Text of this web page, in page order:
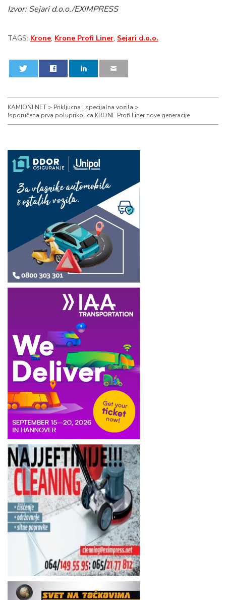
Izvor: Sejari d.o.o./EXIMPRESS
TAGS: Krone, Krone Profi Liner, Sejari d.o.o.
KAMIONI.NET > Prikljucna i specijalna vozila >
Isporučena prva poluprikolica KRONE Profi Liner nove generacije